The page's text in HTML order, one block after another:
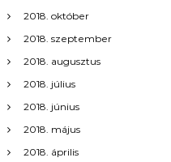
2018. október
2018. szeptember
2018. augusztus
2018. július
2018. június
2018. május
2018. április